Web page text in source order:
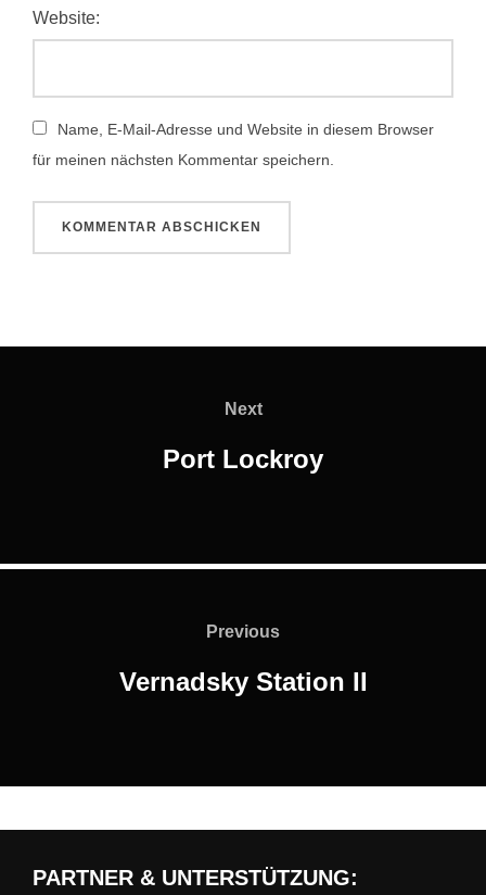
Website:
Name, E-Mail-Adresse und Website in diesem Browser
für meinen nächsten Kommentar speichern.
Next
Next
Port Lockroy
Previous
Previous
Vernadsky Station II
PARTNER & UNTERSTÜTZUNG: